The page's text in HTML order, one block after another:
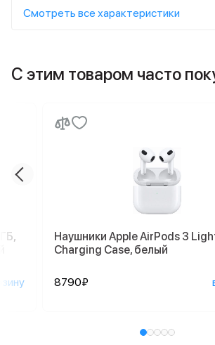
Смотреть все характеристики
С этим товаром часто
Наушники Apple AirPods 3
Charging Case, белый
8790₽